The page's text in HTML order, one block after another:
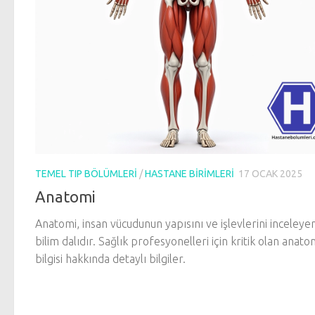
TEMEL TIP BÖLÜMLERI /HASTANE BIRIMLERI 17 OCAK 2025
Anatomi
Anatomi, insan vücudunun yapısını ve işlevlerini
bilim dalıdır. Sağlık profesyonelleri için kritik olan
bilgisi hakkında detaylı bilgiler.